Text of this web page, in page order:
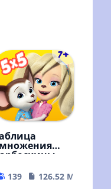
детей
139
126.52 MB